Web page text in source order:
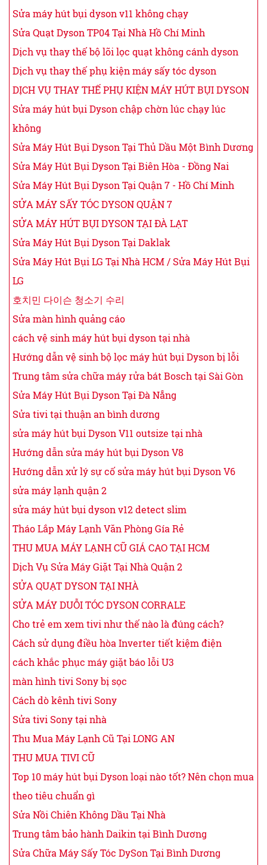
Sửa máy hút bụi dyson v11 không chạy
Sửa Quạt Dyson TP04 Tại Nhà Hồ Chí Minh
Dịch vụ thay thế bộ lõi lọc quạt không cánh dyson
Dịch vụ thay thế phụ kiện máy sấy tóc dyson
DỊCH VỤ THAY THẾ PHỤ KIỆN MÁY HÚT BỤI DYSON
Sửa máy hút bụi Dyson chập chờn lúc chạy lúc
không
Sửa Máy Hút Bụi Dyson Tại Thủ Dầu Một Bình Dương
Sửa Máy Hút Bụi Dyson Tại Biên Hòa - Đồng Nai
Sửa Máy Hút Bụi Dyson Tại Quận 7 - Hồ Chí Minh
SỬA MÁY SẤY TÓC DYSON QUẬN 7
SỬA MÁY HÚT BỤI DYSON TẠI ĐÀ LẠT
Sửa Máy Hút Bụi Dyson Tại Daklak
Sửa Máy Hút Bụi LG Tại Nhà HCM / Sửa Máy Hút Bụi
LG
호치민 다이슨 청소기 수리
Sửa màn hình quảng cáo
cách vệ sinh máy hút bụi dyson tại nhà
Hướng dẫn vệ sinh bộ lọc máy hút bụi Dyson bị lỗi
Trung tâm sửa chữa máy rửa bát Bosch tại Sài Gòn
Sửa Máy Hút Bụi Dyson Tại Đà Nẵng
Sửa tivi tại thuận an bình dương
sửa máy hút bụi Dyson V11 outsize tại nhà
Hướng dẫn sửa máy hút bụi Dyson V8
Hướng dẫn xử lý sự cố sửa máy hút bụi Dyson V6
sửa máy lạnh quận 2
sửa máy hút bụi dyson v12 detect slim
Tháo Lắp Máy Lạnh Văn Phòng Gía Rẻ
THU MUA MÁY LẠNH CŨ GIÁ CAO TẠI HCM
Dịch Vụ Sửa Máy Giặt Tại Nhà Quận 2
SỬA QUẠT DYSON TẠI NHÀ
SỬA MÁY DUỖI TÓC DYSON CORRALE
Cho trẻ em xem tivi như thế nào là đúng cách?
Cách sử dụng điều hòa Inverter tiết kiệm điện
cách khắc phục máy giặt báo lỗi U3
màn hình tivi Sony bị sọc
Cách dò kênh tivi Sony
Sửa tivi Sony tại nhà
Thu Mua Máy Lạnh Cũ Tại LONG AN
THU MUA TIVI CŨ
Top 10 máy hút bụi Dyson loại nào tốt? Nên chọn mua
theo tiêu chuẩn gì
Sửa Nồi Chiên Không Dầu Tại Nhà
Trung tâm bảo hành Daikin tại Bình Dương
Sửa Chữa Máy Sấy Tóc DySon Tại Bình Dương